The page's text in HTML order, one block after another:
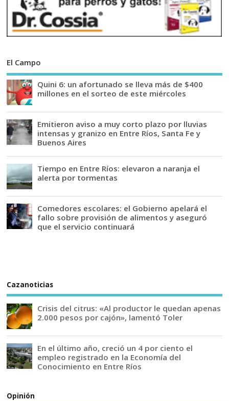
El Campo
Quini 6: un afortunado se lleva más de $400
millones en el sorteo de este miércoles
Emitieron aviso a muy corto plazo por lluvias
intensas y granizo en Entre Ríos, Santa Fe y
Buenos Aires
Tiempo en Entre Ríos: elevaron a naranja el
alerta por tormentas
Comedores escolares: el Gobierno apelará el
fallo sobre provisión de alimentos y aseguró
que el servicio continuará
Cazanoticias
Crisis del citrus: «Al productor le quedan apenas
2.000 pesos por cajón», lamentó Toler
En el último año, creció un 4 por ciento el
empleo registrado en la Economía del
Conocimiento en Entre Ríos
Opinión